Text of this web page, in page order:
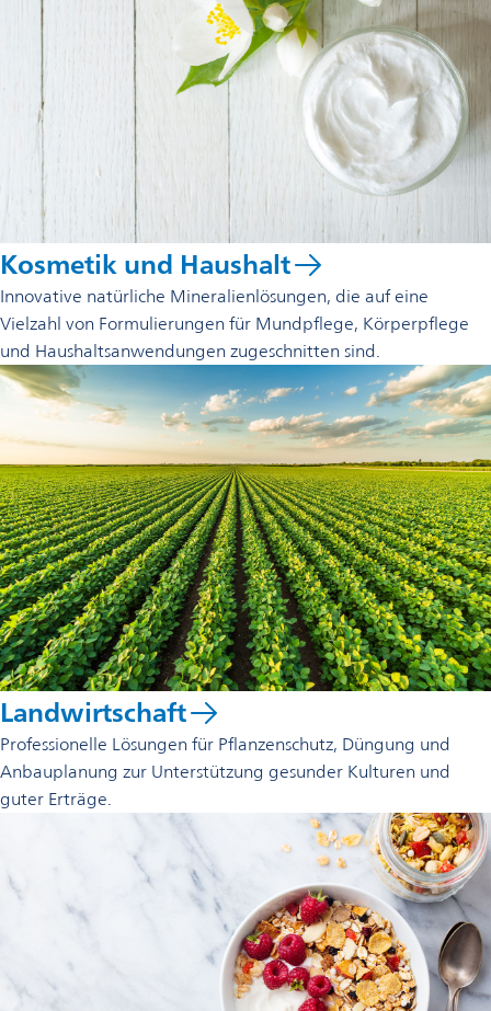
Kosmetik und Haushalt
Innovative natürliche Mineralienlösungen, die auf eine
Vielzahl von Formulierungen für Mundpflege, Körperpflege
und Haushaltsanwendungen zugeschnitten sind.
Landwirtschaft
Professionelle Lösungen für Pflanzenschutz, Düngung und
Anbauplanung zur Unterstützung gesunder Kulturen und
guter Erträge.
new
tab